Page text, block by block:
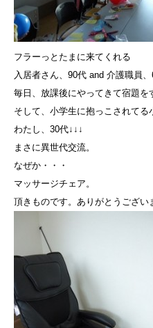
フラーっとたまに来てくれる
入居者さん、90代 and 介護職員、
毎日、放課後にやってきて宿題を
そして、小学生に抱っこされてる
わたし、30代↓↓↓
まさに異世代交流。
なぜか・・・
マッサージチェア。
頂きものです。ありがとうござい